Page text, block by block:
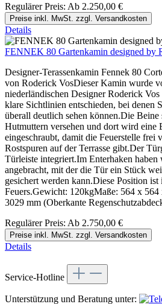
Regulärer Preis: Ab 2.250,00 €
Preise inkl. MwSt. zzgl. Versandkosten
Details
FENNEK 80 Gartenkamin designed by
Designer-Terassenkamin Fennek 80
von Roderick VosDieser Kamin wurde
niederländischen Designer Roderick
klare Sichtlinien entschieden, bei denen
überall deutlich sehen können.Die Beine
Hutmuttern versehen und dort wird eine
eingeschraubt, damit die Feuerstelle frei
Rostspuren auf der Terrasse gibt.Der
Türleiste integriert.Im Enterhaken haben
angebracht, mit der die Tür ein Stück
gesichert werden kann.Diese Position
Feuers.Gewicht: 120kgMaße: 564 x
3029 mm (Oberkante
Regulärer Preis: Ab 2.750,00 €
Preise inkl. MwSt. zzgl. Versandkosten
Details
Service-Hotline
Unterstützung und Beratung unter: